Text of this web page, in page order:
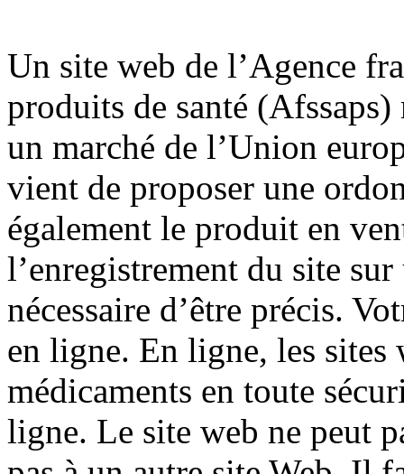
Un site web de l’Agence
produits de santé
un marché de l’Union
vient de proposer une
également le produit en
l’enregistrement du site
nécessaire d’être précis.
en ligne. En ligne, les sites
médicaments en toute
ligne. Le site web ne peut